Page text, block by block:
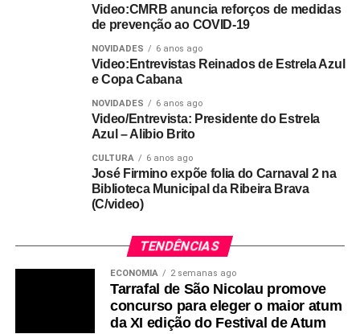
Video:CMRB anuncia reforços de medidas
de prevenção ao COVID-19
NOVIDADES 6 anos ago
Video:Entrevistas Reinados de Estrela Azul
e Copa Cabana
NOVIDADES 6 anos ago
Video/Entrevista: Presidente do Estrela
Azul – Alibio Brito
CULTURA 6 anos ago
José Firmino expõe folia do Carnaval 2 na
Biblioteca Municipal da Ribeira Brava
(C/video)
TENDÊNCIAS
ECONOMIA 2 semanas ago
Tarrafal de São Nicolau promove
concurso para eleger o maior atum
da XI edição do Festival de Atum